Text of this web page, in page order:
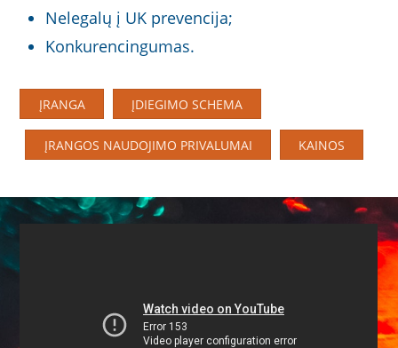
Nelegalų į UK prevencija;
Konkurencingumas.
ĮRANGA ĮDIEGIMO SCHEMA
ĮRANGOS NAUDOJIMO PRIVALUMAI KAINOS